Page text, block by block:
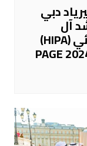
دبي
آل
مكتوم الدولية للتصوير الضوئي (HIPA)